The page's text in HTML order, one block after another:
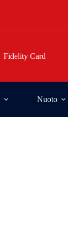
Fidelity Card
Nuoto